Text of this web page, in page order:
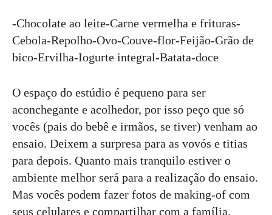
-Chocolate ao leite-Carne vermelha e frituras-
Cebola-Repolho-Ovo-Couve-flor-Feijão-Grão de
bico-Ervilha-Iogurte integral-Batata-doce
O espaço do estúdio é pequeno para ser
aconchegante e acolhedor, por isso peço que só
vocês (pais do bebê e irmãos, se tiver) venham ao
ensaio. Deixem a surpresa para as vovós e titias
para depois. Quanto mais tranquilo estiver o
ambiente melhor será para a realização do ensaio.
Mas vocês podem fazer fotos de making-of com
seus celulares e compartilhar com a família.